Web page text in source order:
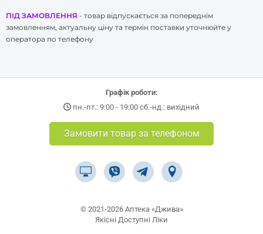
ПІД ЗАМОВЛЕННЯ - товар відпускається за попереднім
замовленням, актуальну ціну та термін поставки уточнюйте у
оператора по телефону
Графік роботи:
пн.-пт.: 9:00 - 19:00 сб.-нд.: вихідний
Замовити товар за телефоном
© 2021-2026 Аптека «Джива»
Якісні Доступні Ліки